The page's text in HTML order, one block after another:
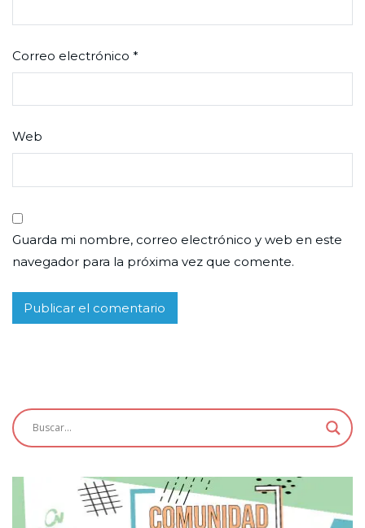
Correo electrónico *
Web
Guarda mi nombre, correo electrónico y web en este
navegador para la próxima vez que comente.